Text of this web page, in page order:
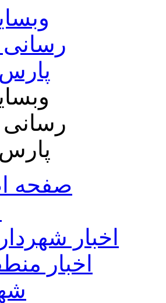
صفحه
اخبار
اخبار